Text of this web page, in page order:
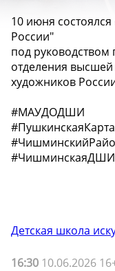
10 июня
России"
под руководством
отделения
художников
#МАУДОДШИ
#ПушкинскаяКарта
#ЧишминскаяДШИ
Детская школа
16:30 10.06.2026